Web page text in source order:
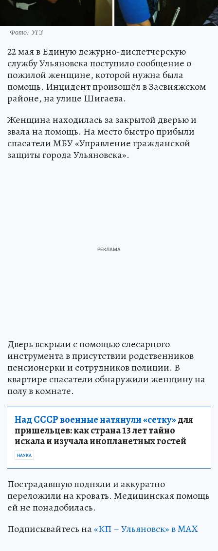
Фото: УГЗ
22 мая в Единую дежурно-диспетчерскую
службу Ульяновска поступило сообщение о
пожилой женщине, которой нужна была
помощь. Инцидент произошёл в Засвияжском
районе, на улице Шигаева.
Женщина находилась за закрытой дверью и
звала на помощь. На место быстро прибыли
спасатели МБУ «Управление гражданской
защиты города Ульяновска».
Дверь вскрыли с помощью слесарного
инструмента в присутствии родственников
пенсионерки и сотрудников полиции. В
квартире спасатели обнаружили женщину на
полу в комнате.
Над СССР военные натянули «сетку»для
пришельцев: как страна 13 лет тайно
искала и изучала инопланетных гостей
НАУКА
Пострадавшую подняли и аккуратно
переложили на кровать. Медицинская помощь
ей не понадобилась.
Подписывайтесь на«КП – Ульяновск» в MAX